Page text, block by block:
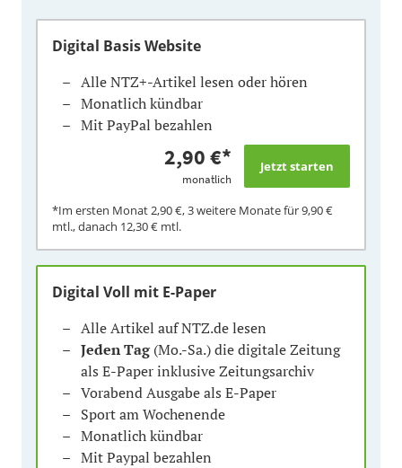
Digital Basis Website
Alle NTZ+-Artikel lesen oder hören
Monatlich kündbar
Mit PayPal bezahlen
2,90 €*
monatlich
*Im ersten Monat2,90 €, 3 weitere Monate für9,90 €
mtl., danach 12,30 € mtl.
Digital Voll mit E-Paper
Alle Artikel auf NTZ.de lesen
Jeden Tag(Mo.-Sa.) die digitale Zeitung
als E-Paper inklusive Zeitungsarchiv
Vorabend Ausgabe als E-Paper
Sport am Wochenende
Monatlich kündbar
Mit Paypal bezahlen